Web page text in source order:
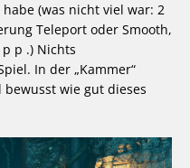
(was nicht viel war: 2
Teleport oder Smooth,
p .) Nichts
In der „Kammer“
wie gut dieses